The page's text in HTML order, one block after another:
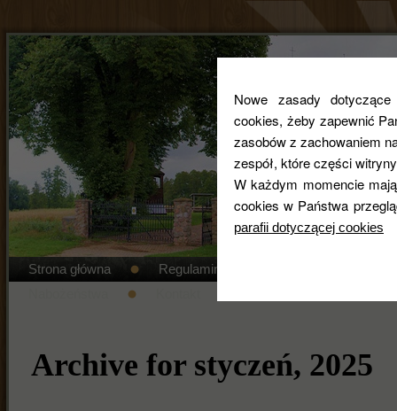
Nowe zasady
cookies, żeby zapewnić
zasobów z zachowaniem
zespół, które części
W każdym momencie
cookies w Państwa
parafii dotyczącej cookies
Strona główna Regulamin cmentarza
Archive for styczeń, 2025